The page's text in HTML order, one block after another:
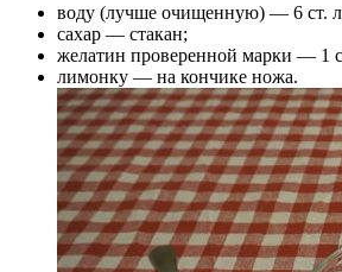
воду (лучше очищенную) — 6 ст.
сахар — стакан;
желатин проверенной марки — 1
лимонку — на кончике ножа.